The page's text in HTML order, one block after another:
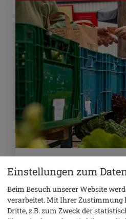
14.
Beilngrieser
Einstellungen zum
Beim Besuch unserer Website
verarbeitet. Mit Ihrer Zustimmung
Dritte, z.B. zum Zweck der